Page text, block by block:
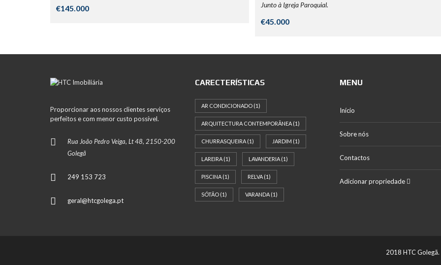
€145.000 Junto à Igreja Paroquial.
€45.000
Proporcionar aos nossos clientes serviços
perfeitos e com menor custo possível.
Rua João Pedro Veiga, Lt 48, 2150-200
Golegã
249 153 723
geral@htcgolega.pt
CARECTERÍSTICAS
AR CONDICIONADO (1)
ARQUITECTURA CONTEMPORÂNEA (1)
CHURRASQUEIRA (1) JARDIM (1)
LAREIRA (1) LAVANDERIA (1)
PISCINA (1) RELVA (1)
SÓTÃO (1) VARANDA (1)
MENU
Início
Sobre nós
Contactos
Adicionar propriedade
2018 HTC